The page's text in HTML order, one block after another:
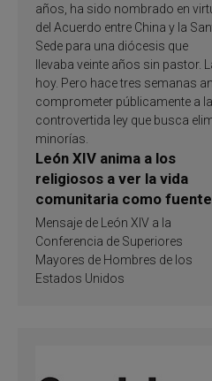
años, ha sido nombrado en
del Acuerdo entre China y la
Sede para una diócesis que
llevaba veinte años sin pastor.
hoy. Pero hace tres semanas
comprometer públicamente a
controvertida ley que busca
minorías.
León XIV anima a los
religiosos a ver la vida
comunitaria como fuente
de inspiración y
santificación
Mensaje de León XIV a la
Conferencia de Superiores
Mayores de Hombres de los
Estados Unidos